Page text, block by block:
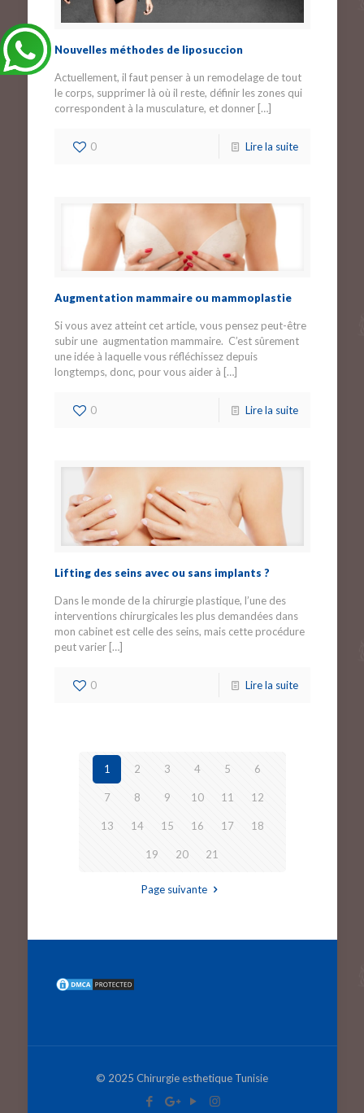
Nouvelles méthodes de liposuccion
Actuellement, il faut penser à un remodelage de tout
le corps, supprimer là où il reste, définir les zones qui
correspondent à la musculature, et donner[…]
0 Lire la suite
Augmentation mammaire ou mammoplastie
Si vous avez atteint cet article, vous pensez peut-être
subir une augmentation mammaire. C’est sûrement
une idée à laquelle vous réfléchissez depuis
longtemps, donc, pour vous aider à […]
0 Lire la suite
Lifting des seins avec ou sans implants ?
Dans le monde de la chirurgie plastique, l’une des
interventions chirurgicales les plus demandées dans
mon cabinet est celle des seins, mais cette procédure
peut varier[…]
0 Lire la suite
1 2 3 4 5 6
7 8 9 10 11 12
13 14 15 16 17 18
19 20 21
Page suivante
© 2025 Chirurgie esthetique Tunisie